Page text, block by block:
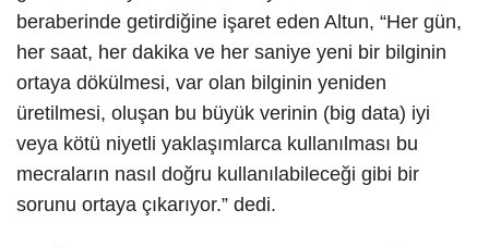
beraberinde getirdiğine işaret eden Altun, “Her gün,
her saat, her dakika ve her saniye yeni bir bilginin
ortaya dökülmesi, var olan bilginin yeniden
üretilmesi, oluşan bu büyük verinin (big data) iyi
veya kötü niyetli yaklaşımlarca kullanılması bu
mecraların nasıl doğru kullanılabileceği gibi bir
sorunu ortaya çıkarıyor.” dedi.